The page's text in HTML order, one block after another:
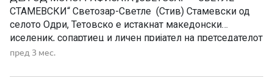
СТАМЕВСКИ“ Светозар-Светле (Стив) Стамевски од
селото Одри, Тетовско е истакнат македонски
иселеник, сопартиец и личен пријател на претседателот
на САД, Џорџ Буш Јуниор и неговото семејство. Тој е
живот на Мичиген и црковното живеење на
пред 3 мес.